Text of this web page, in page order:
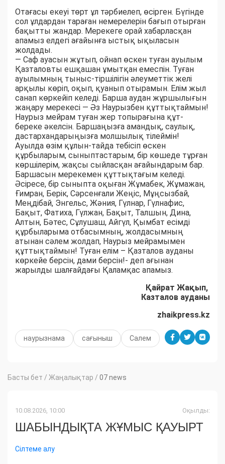
Отағасы екеуі төрт ұл тәрбиелеп, өсірген. Бүгінде
сол ұлдардан тараған немерелерін бағып отырған
бақытты жандар. Мерекеге орай хабарласқан
апамыз елдегі ағайынға ыстық ықыласын
жолдады.
— Саф ауасын жұтып, ойнап өскен туған ауылым
Қазталовты ешқашан ұмытқан емеспін. Туған
ауылымның тыныс-тіршілігін әлеуметтік желі
арқылы көріп, оқып, қуанып отырамын. Елім жыл
санап көркейіп келеді. Барша аудан жұршылығын
жаңару мерекесі — Әз Наурызбен құттықтаймын!
Наурыз мейрам туған жер топырағына құт-
береке әкелсін. Баршаңызға амандық, саулық,
дастархандарыңызға молшылық тілеймін!
Ауылда өзім құлын-тайда тебісіп өскен
құрбыларым, сыныптастарым, бір көшеде тұрған
көршілерім, жақсы сыйласқан ағайындарым бар.
Баршасын мерекемен құттықтағым келеді.
Әсіресе, бір сыныпта оқыған Жұмабек, Жұмажан,
Ғимран, Берік, Сәрсенғали Жеңіс, Мұңсызбай,
Меңдібай, Энгельс, Жәния, Гүлнар, Гүлнафис,
Бақыт, Фатиха, Гүлжан, Бақыт, Талшын, Дина,
Алтын, Бәтес, Сұлушаш, Айгүл, Қымбат есімді
құрбыларыма отбасымның, жолдасымның
атынан сәлем жолдап, Наурыз мейрамымен
құттықтаймын! Туған елім – Қазталов ауданы
көркейе берсін, дами берсін!- деп ағынан
жарылды шалғайдағы Қаламқас апамыз.
Қайрат Жақып,
Казталов ауданы
zhaikpress.kz
наурызнама сағыныш Салем
Басты бет / Жаңалықтар / 07 news
10.08.2026, 10:00 Оқылды:
ШАБЫНДЫҚТА ЖҰМЫС ҚАУЫРТ
Сілтеме алу